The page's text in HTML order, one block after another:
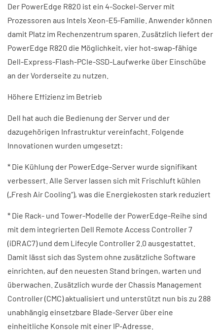
Der PowerEdge R820 ist ein 4-Sockel-Server mit
Prozessoren aus Intels Xeon-E5-Familie. Anwender können
damit Platz im Rechenzentrum sparen. Zusätzlich liefert der
PowerEdge R820 die Möglichkeit, vier hot-swap-fähige
Dell-Express-Flash-PCIe-SSD-Laufwerke über Einschübe
an der Vorderseite zu nutzen.
Höhere Effizienz im Betrieb
Dell hat auch die Bedienung der Server und der
dazugehörigen Infrastruktur vereinfacht. Folgende
Innovationen wurden umgesetzt:
* Die Kühlung der PowerEdge-Server wurde signifikant
verbessert. Alle Server lassen sich mit Frischluft kühlen
(„Fresh Air Cooling“), was die Energiekosten stark reduziert
* Die Rack- und Tower-Modelle der PowerEdge-Reihe sind
mit dem integrierten Dell Remote Access Controller 7
(iDRAC7) und dem Lifecyle Controller 2.0 ausgestattet.
Damit lässt sich das System ohne zusätzliche Software
einrichten, auf den neuesten Stand bringen, warten und
überwachen. Zusätzlich wurde der Chassis Management
Controller (CMC) aktualisiert und unterstützt nun bis zu 288
unabhängig einsetzbare Blade-Server über eine
einheitliche Konsole mit einer IP-Adresse.